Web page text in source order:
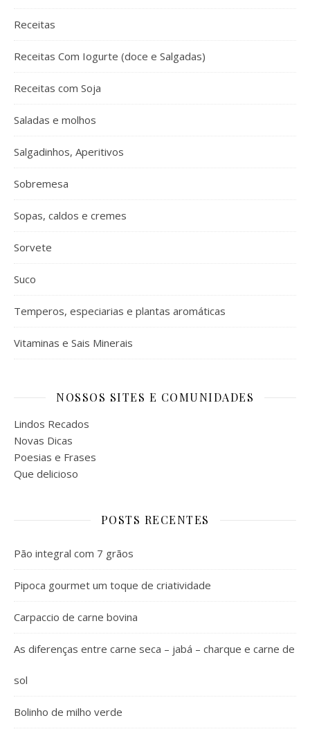
Receitas
Receitas Com Iogurte (doce e Salgadas)
Receitas com Soja
Saladas e molhos
Salgadinhos, Aperitivos
Sobremesa
Sopas, caldos e cremes
Sorvete
Suco
Temperos, especiarias e plantas aromáticas
Vitaminas e Sais Minerais
NOSSOS SITES E COMUNIDADES
Lindos Recados
Novas Dicas
Poesias e Frases
Que delicioso
POSTS RECENTES
Pão integral com 7 grãos
Pipoca gourmet um toque de criatividade
Carpaccio de carne bovina
As diferenças entre carne seca – jabá – charque e carne de
sol
Bolinho de milho verde